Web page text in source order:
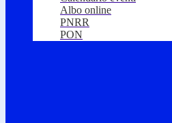
Albo online
PNRR
PON